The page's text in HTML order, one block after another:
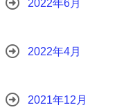
2022年6月
2022年4月
2021年12月